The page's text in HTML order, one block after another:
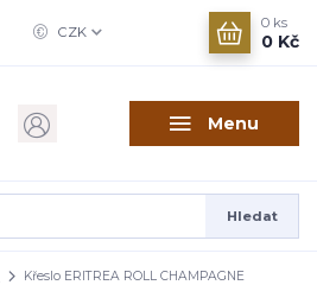
Menu
CZK
Hledat
0 ks
0 Kč
Křeslo ERITREA ROLL CHAMPAGNE